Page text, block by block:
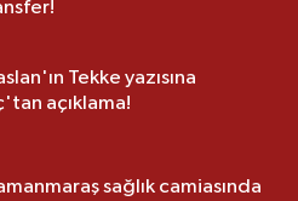
Tekke yazısına
açıklama!
sağlık camiasında